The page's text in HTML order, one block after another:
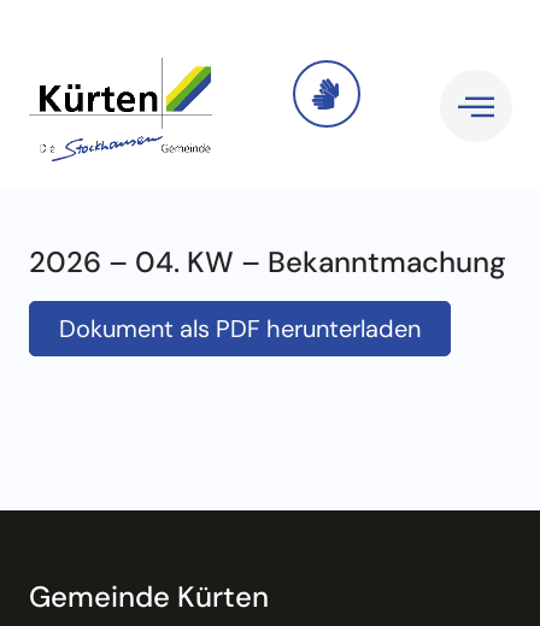
2026 – 04. KW – Bekanntmachung
Dokument als PDF herunterladen
Gemeinde Kürten